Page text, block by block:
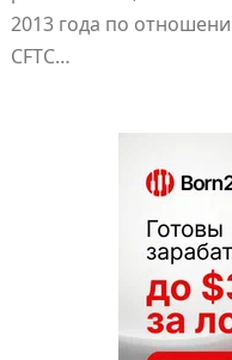
2013 года по
CFTC…